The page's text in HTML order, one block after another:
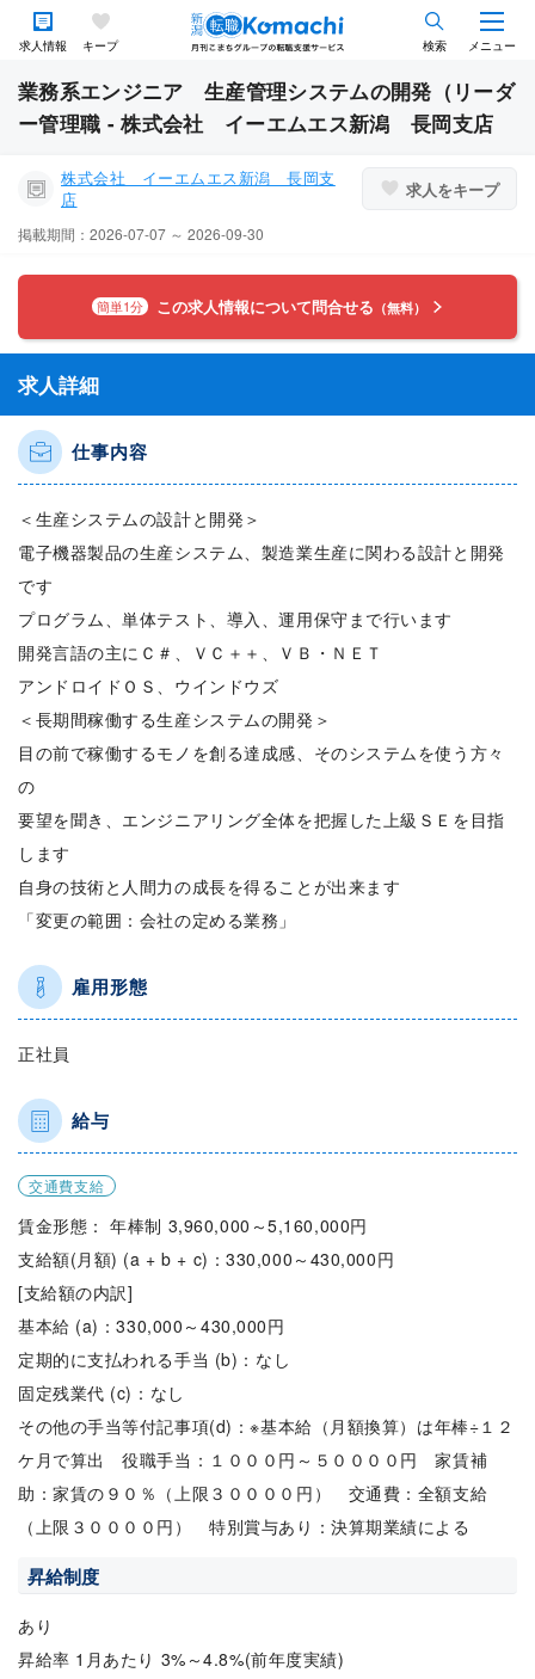
求人情報 キープ 検索 メニュー
業務系エンジニア 生産管理システムの開発（リーダ
ー管理職 - 株式会社 イーエムエス新潟 長岡支店
株式会社 イーエムエス新潟 長岡支
店
求人をキープ
掲載期間：2026-07-07 ～ 2026-09-30
簡単1分 この求人情報について問合せる （無料）
求人詳細
仕事内容
＜生産システムの設計と開発＞
電子機器製品の生産システム、製造業生産に関わる設計と開発
です
プログラム、単体テスト、導入、運用保守まで行います
開発言語の主にＣ＃、ＶＣ＋＋、ＶＢ・ＮＥＴ
アンドロイドＯＳ、ウインドウズ
＜長期間稼働する生産システムの開発＞
目の前で稼働するモノを創る達成感、そのシステムを使う方々
の
要望を聞き、エンジニアリング全体を把握した上級ＳＥを目指
します
自身の技術と人間力の成長を得ることが出来ます
「変更の範囲：会社の定める業務」
雇用形態
正社員
給与
交通費支給
賃金形態： 年棒制 3,960,000～5,160,000円
支給額(月額) (a + b + c)：330,000～430,000円
[支給額の内訳]
基本給 (a)：330,000～430,000円
定期的に支払われる手当 (b)：なし
固定残業代 (c)：なし
その他の手当等付記事項(d)：※基本給（月額換算）は年棒÷１２
ケ月で算出 役職手当：１０００円～５００００円 家賃補
助：家賃の９０％（上限３００００円） 交通費：全額支給
（上限３００００円） 特別賞与あり：決算期業績による
昇給制度
あり
昇給率 1月あたり 3%～4.8%(前年度実績)